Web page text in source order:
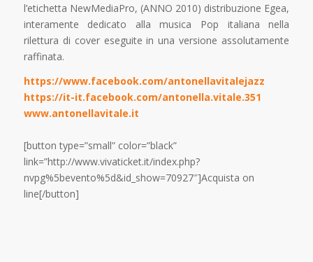
l’etichetta NewMediaPro, (ANNO 2010) distribuzione Egea,
interamente dedicato alla musica Pop italiana nella
rilettura di cover eseguite in una versione assolutamente
raffinata.
https://www.facebook.com/antonellavitalejazz
https://it-it.facebook.com/antonella.vitale.351
www.antonellavitale.it
[button type=”small” color=”black”
link=”http://www.vivaticket.it/index.php?
nvpg%5bevento%5d&id_show=70927″]Acquista on
line[/button]